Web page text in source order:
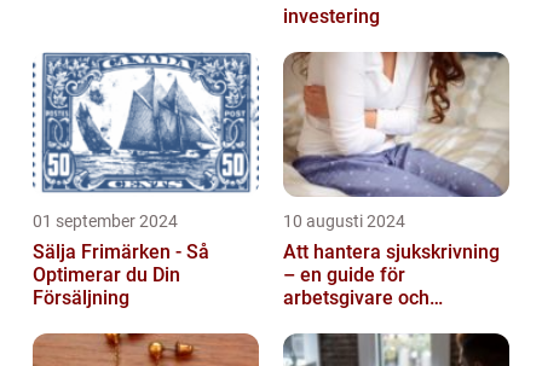
investering
01 september 2024
Sälja Frimärken - Så
Optimerar du Din
Försäljning
10 augusti 2024
Att hantera sjukskrivning
– en guide för
arbetsgivare och